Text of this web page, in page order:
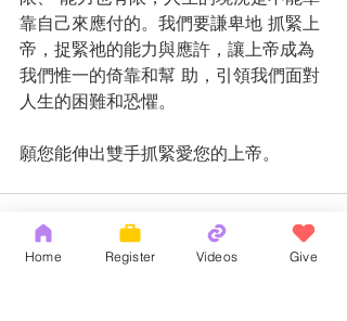
靠自己來應付的。我們要謙卑地 抓緊上
帝，捉緊祂的能力與應許，讓上帝成為
我們惟一的倚靠和幫 助，引領我們面對
人生的困難和恐懼。
願您能伸出雙手抓緊愛您的上帝。
Home Register Videos Give